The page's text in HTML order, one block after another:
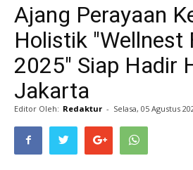
Ajang Perayaan
Holistik "Wellnest
2025" Siap Hadir
Jakarta
Editor Oleh: Redaktur - Selasa, 05 Agustus